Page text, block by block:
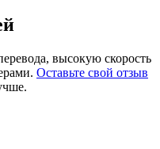
высокую скорость
Оставьте свой отзыв